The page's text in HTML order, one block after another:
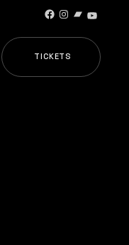
Facebook
Instagram
Bandcamp
TICKETS